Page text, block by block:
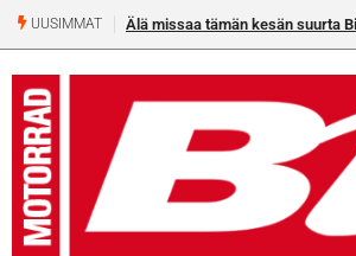
UUSIMMAT Älä missaa tämän kesän suurta